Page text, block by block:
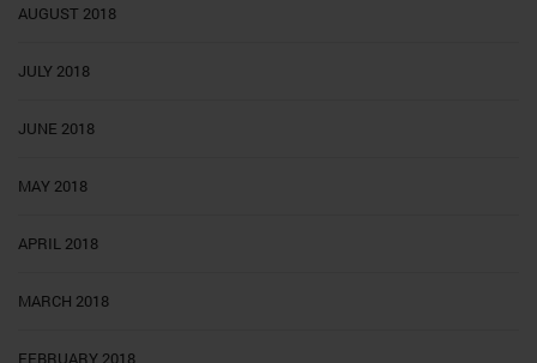
AUGUST 2018
JULY 2018
JUNE 2018
MAY 2018
APRIL 2018
MARCH 2018
FEBRUARY 2018